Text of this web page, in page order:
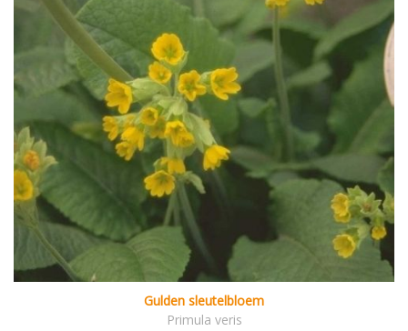
Gulden sleutelbloem
Primula veris